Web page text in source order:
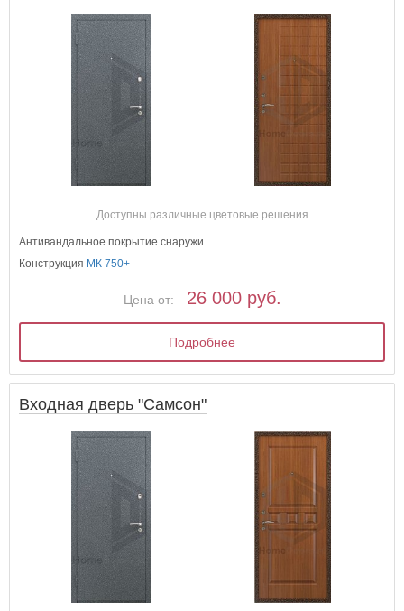
Доступны различные цветовые решения
Антивандальное покрытие снаружи
Конструкция МК 750+
Цена от: 26 000 руб.
Подробнее
Входная дверь "Самсон"